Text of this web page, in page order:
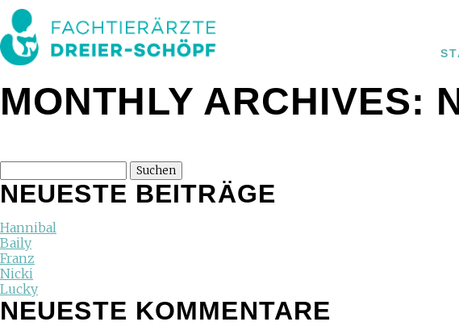
MONTHLY ARCHIVES:
NEUESTE BEITRÄGE
Hannibal
Baily
Franz
Nicki
Lucky
NEUESTE KOMMENTARE